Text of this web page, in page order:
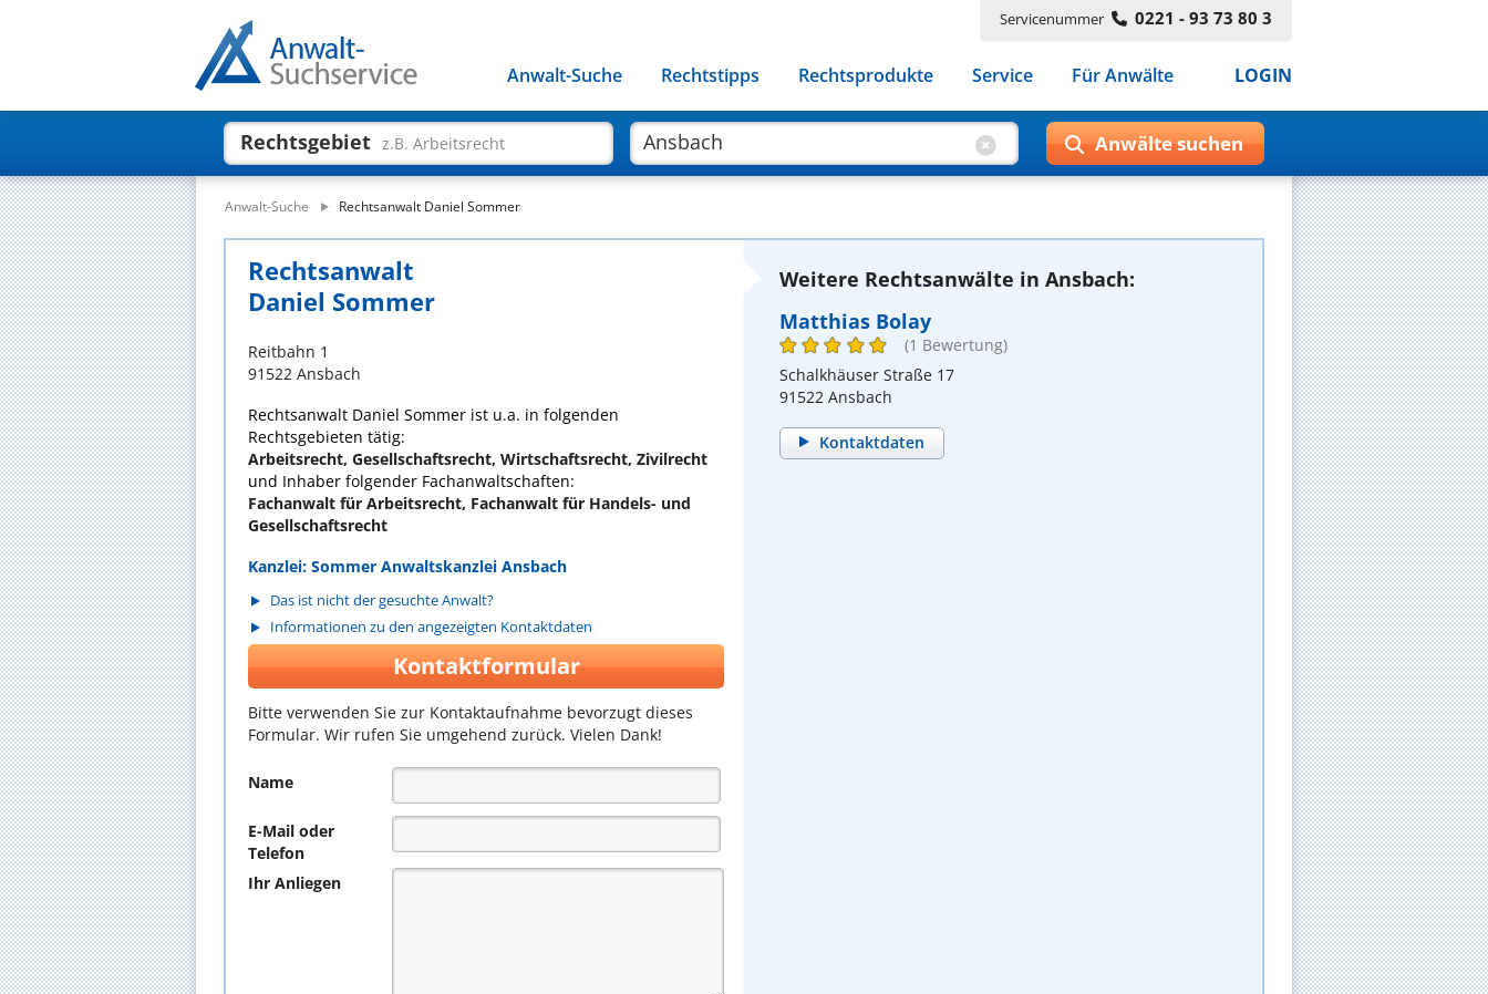
Servicenummer 0221 - 93 73 80 3
Anwalt-Suche Rechtstipps Rechtsprodukte Service Für Anwälte LOGIN
Rechtsgebiet z.B. Arbeitsrecht
Anwalt-Suche Rechtsanwalt Daniel Sommer
Rechtsanwalt
Daniel Sommer
Reitbahn 1
91522 Ansbach
Rechtsanwalt Daniel Sommer ist u.a. in folgenden
Rechtsgebieten tätig:
Arbeitsrecht, Gesellschaftsrecht, Wirtschaftsrecht, Zivilrecht
und Inhaber folgender Fachanwaltschaften:
Fachanwalt für Arbeitsrecht, Fachanwalt für Handels- und
Gesellschaftsrecht
Kanzlei: Sommer Anwaltskanzlei Ansbach
Das ist nicht der gesuchte Anwalt?
Informationen zu den angezeigten Kontaktdaten
Kontaktformular
Bitte verwenden Sie zur Kontaktaufnahme bevorzugt dieses
Formular. Wir rufen Sie umgehend zurück. Vielen Dank!
Name
E-Mail oder
Telefon
Ihr Anliegen
Weitere Rechtsanwälte in Ansbach:
Matthias Bolay
(1 Bewertung)
Schalkhäuser Straße 17
91522 Ansbach
Kontaktdaten